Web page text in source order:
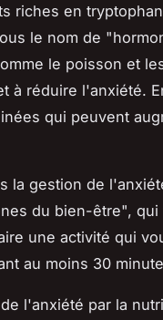
riches en
le nom de
le poisson et
à réduire l'anxiété.
qui peuvent
la gestion de
du bien-être", qui
une activité qui
au moins 30
l'anxiété par la